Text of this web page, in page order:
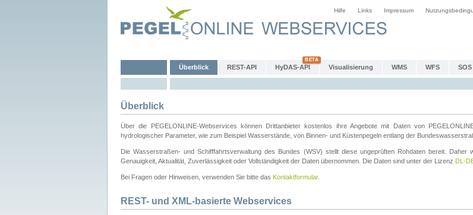
Hilfe Links Impressum
Überblick REST-API HyDAS-API Visualisierung WMS WFS SOS
Überblick
Über die PEGELONLINE-Webservices können Drittanbieter kostenlos ihre Angebote mit Daten von
hydrologischer Parameter, wie zum Beispiel Wasserstände, von Binnen- und Küstenpegeln entlang der
Die Wasserstraßen- und Schifffahrtsverwaltung des Bundes (WSV) stellt diese ungeprüften Rohdaten bereit. Daher
Genauigkeit, Aktualität, Zuverlässigkeit oder Vollständigkeit der Daten übernommen. Die Daten sind unter der Lizenz DL-
Bei Fragen oder Hinweisen, verwenden Sie bitte das Kontaktformular.
REST- und XML-basierte Webservices